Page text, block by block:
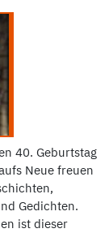
40. Geburtstag
Neue freuen
Gedichten.
ist dieser